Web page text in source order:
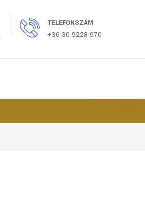
TELEFONSZÁM
+36 30 9228 970